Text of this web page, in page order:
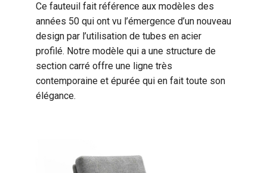
Ce fauteuil fait référence aux modèles des
années 50 qui ont vu l’émergence d’un nouveau
design par l’utilisation de tubes en acier
profilé. Notre modèle qui a une structure de
section carré offre une ligne très
contemporaine et épurée qui en fait toute son
élégance.